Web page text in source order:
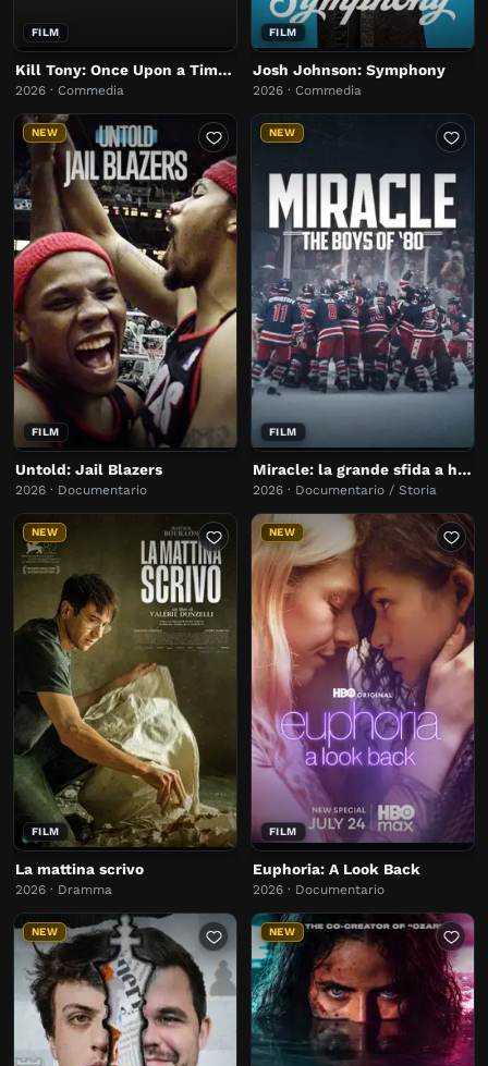
FILM
Kill Tony: Once Upon a Time in Texas
2026 · Commedia
FILM
Josh Johnson: Symphony
2026 · Commedia
NEW
FILM
Untold: Jail Blazers
2026 · Documentario
NEW
FILM
Miracle: la grande sfida a hockey
2026 · Documentario / Storia
NEW
FILM
La mattina scrivo
2026 · Dramma
NEW
FILM
Euphoria: A Look Back
2026 · Documentario
NEW NEW